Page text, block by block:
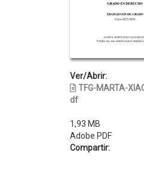
Ver/Abrir:
TFG-MARTA-
df
1,93 MB
Adobe PDF
Compartir: